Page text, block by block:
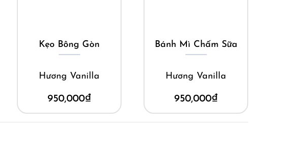
Kẹo Bông Gòn
Hương Vanilla
950,000₫
Bánh Mì Chấm Sữa
Hương Vanilla
950,000₫